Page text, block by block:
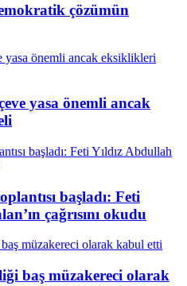
çözümün
yasa önemli ancak
başladı: Feti
çağrısını okudu
baş müzakereci olarak